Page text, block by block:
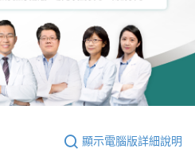
顯示電腦版詳細說明